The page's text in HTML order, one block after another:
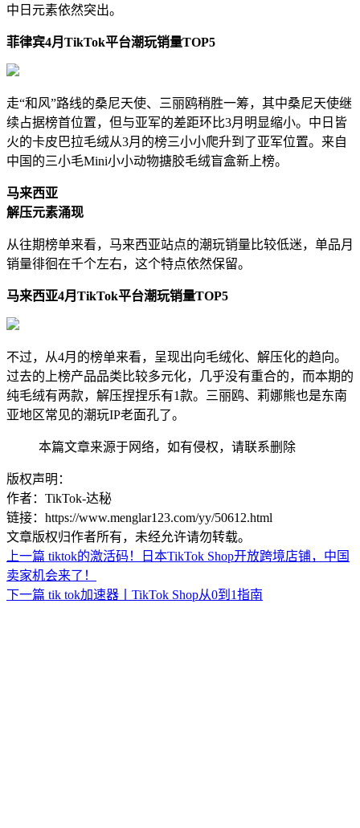
中日元素依然突出。
菲律宾4月 TikTok平台潮玩销量TOP5
走“和风”路线的桑尼天使、三丽鸥稍胜一筹，其中桑尼天使继
续占据榜首位置，但与亚军的差距环比3月明显缩小。中日皆
火的卡皮巴拉毛绒从3月的榜三小小爬升到了亚军位置。来自
中国的三小毛Mini小小动物搪胶毛绒盲盒新上榜。
马来西亚
解压元素涌现
从往期榜单来看，马来西亚站点的潮玩销量比较低迷，单品月
销量徘徊在千个左右，这个特点依然保留。
马来西亚4月 TikTok平台潮玩销量TOP5
不过，从4月的榜单来看，呈现出向毛绒化、解压化的趋向。
过去的上榜产品品类比较多元化，几乎没有重合的，而本期的
纯毛绒有两款，解压捏捏乐有1款。三丽鸥、莉娜熊也是东南
亚地区常见的潮玩IP老面孔了。
本篇文章来源于网络，如有侵权，请联系删除
版权声明：
作者：TikTok-达秘
链接：https://www.menglar123.com/yy/50612.html
文章版权归作者所有，未经允许请勿转载。
上一篇 tiktok的激活码！日本TikTok Shop开放跨境店铺，中国
卖家机会来了！
下一篇 tik tok加速器丨TikTok Shop从0到1指南